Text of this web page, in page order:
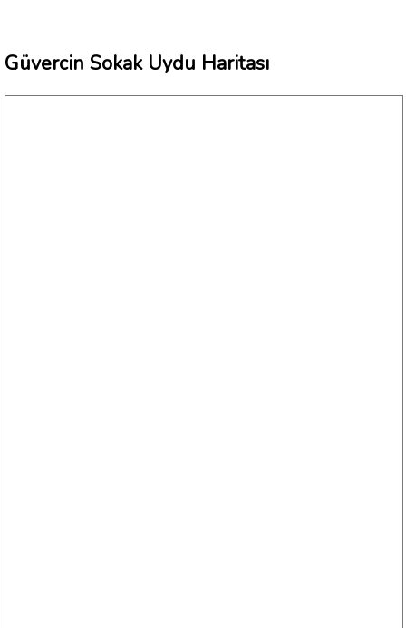
Güvercin Sokak Uydu Haritası